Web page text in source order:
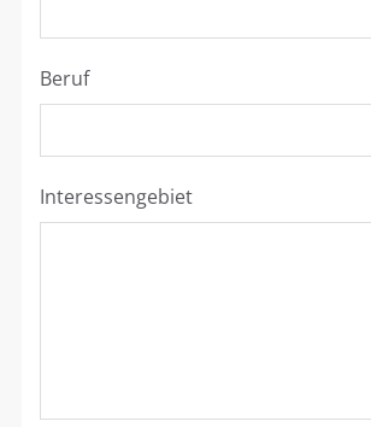
Beruf
Interessengebiet